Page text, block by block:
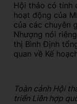
Hội thảo có tính
hoạt động của
của các chuyên
Nhượng nói
thị Bình Định
quan về Kế
Toàn cảnh Hội
triển Liên hợp